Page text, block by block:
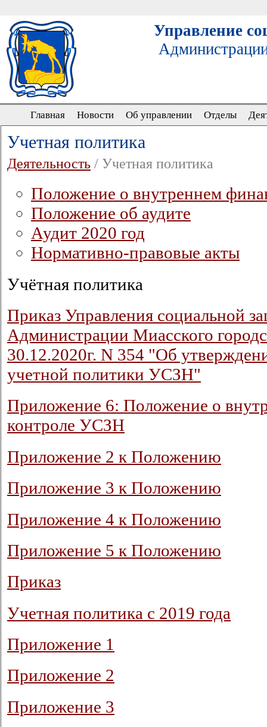
Управление
Главная Новости Об управлении Отделы
Учетная политика
Деятельность / Учетная политика
Положение о внутреннем
Положение об аудите
Аудит 2020 год
Нормативно-правовые акты
Учётная политика
Приказ Управления социальной
Администрации Миасского
30.12.2020г. N 354 "Об
учетной политики УСЗН"
Приложение 6: Положение о
контроле УСЗН
Приложение 2 к Положению
Приложение 3 к Положению
Приложение 4 к Положению
Приложение 5 к Положению
Приказ
Учетная политика с 2019 года
Приложение 1
Приложение 2
Приложение 3